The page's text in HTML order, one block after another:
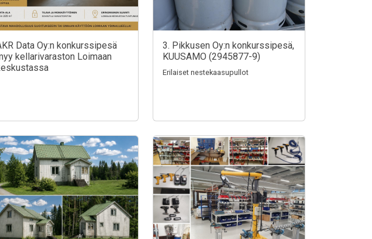
Data Oy:n konkurssipesä
kellarivaraston Loimaan
3. Pikkusen Oy:n konkurssipesä,
KUUSAMO (2945877-9)
Erilaiset nestekaasupullot